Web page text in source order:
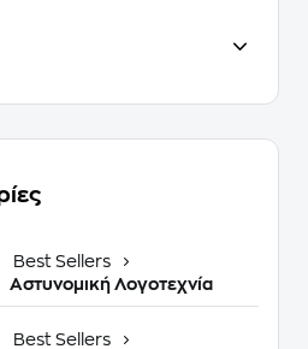
Best Sellers
Αστυνομική Λογοτεχνία
Best Sellers